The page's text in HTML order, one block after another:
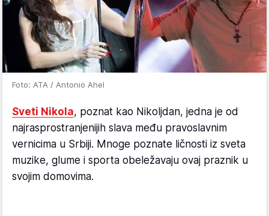
Foto: ATA / Antonio Ahel
Sveti Nikola, poznat kao Nikoljdan, jedna je od
najrasprostranjenijih slava među pravoslavnim
vernicima u Srbiji. Mnoge poznate ličnosti iz sveta
muzike, glume i sporta obeležavaju ovaj praznik u
svojim domovima.